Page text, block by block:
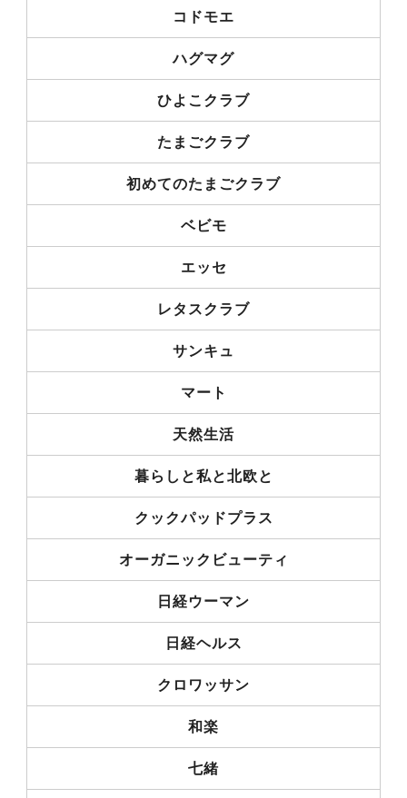
コドモエ
ハグマグ
ひよこクラブ
たまごクラブ
初めてのたまごクラブ
ベビモ
エッセ
レタスクラブ
サンキュ
マート
天然生活
暮らしと私と北欧と
クックパッドプラス
オーガニックビューティ
日経ウーマン
日経ヘルス
クロワッサン
和楽
七緒